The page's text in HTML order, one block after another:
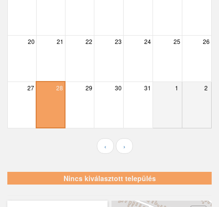
Délegyháza
Dunabogdány
Galgamácsa
20 21 22 23 24 25 26
27 28 29 30 31 1 2
‹ ›
Nincs kiválasztott település